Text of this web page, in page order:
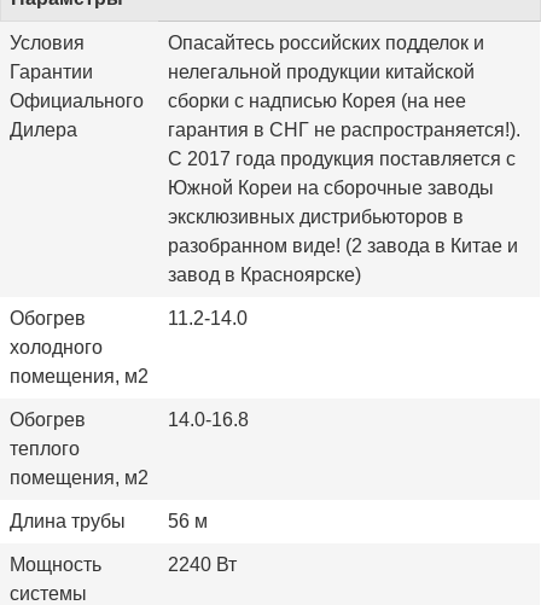
Условия
Гарантии
Официального
Дилера
Опасайтесь российских подделок и
нелегальной продукции китайской
сборки с надписью Корея (на нее
гарантия в СНГ не распространяется!).
С 2017 года продукция поставляется с
Южной Кореи на сборочные заводы
эксклюзивных дистрибьюторов в
разобранном виде! (2 завода в Китае и
завод в Красноярске)
Обогрев
холодного
помещения, м2
11.2-14.0
Обогрев
теплого
помещения, м2
14.0-16.8
Длина трубы 56 м
Мощность
системы
2240 Вт